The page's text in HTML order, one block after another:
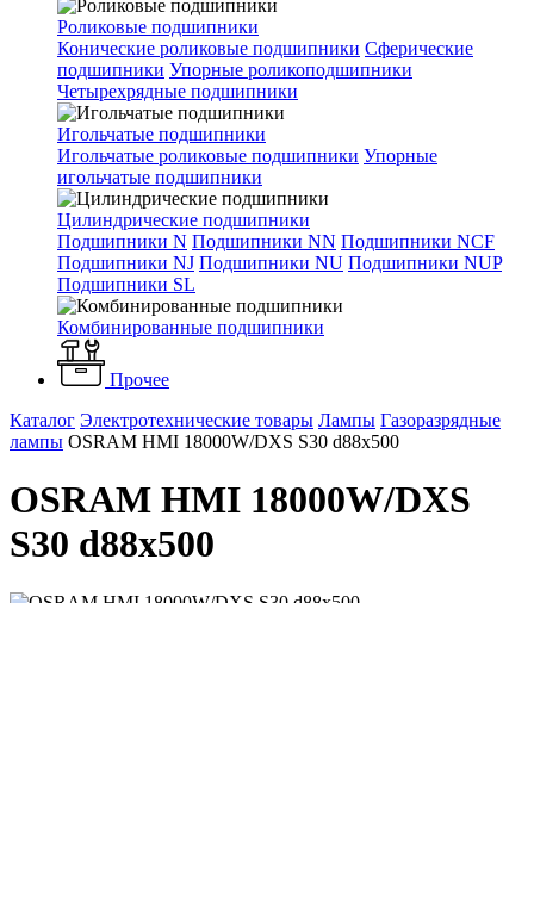
Роликовые подшипники
Конические роликовые подшипники Сферические
подшипники Упорные роликоподшипники
Четырехрядные подшипники
Игольчатые подшипники
Игольчатые роликовые подшипники Упорные
игольчатые подшипники
Цилиндрические подшипники
Подшипники N Подшипники NN Подшипники NCF
Подшипники NJ Подшипники NU Подшипники NUP
Подшипники SL
Комбинированные подшипники
Прочее
Каталог Электротехнические товары Лампы Газоразрядные
лампы OSRAM HMI 18000W/DXS S30 d88x500
OSRAM HMI 18000W/DXS
S30 d88x500